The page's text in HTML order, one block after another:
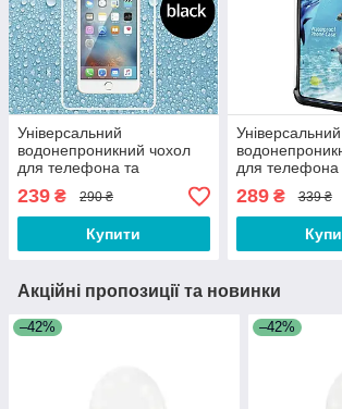
Універсальний
водонепроникний чохол
для телефона та
документів —
герметичний захисний
кейс для смартфона CRT-
239 ₴ 290 ₴
Купити
Універсальний
для телефона
документів —
герметичний
кейс для
ключів Fonken
289₴ 339 ₴
Акційні пропозиції та новинки
–42% –42%